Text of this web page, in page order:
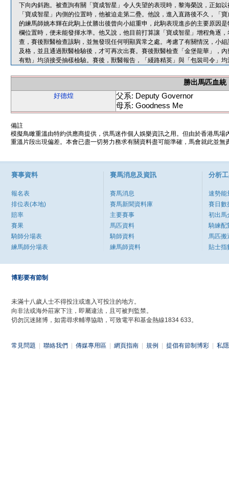
下向內斜跑。被查詢有關「寶成智星」令人失望的表現時，黎海榮說，正如
「寶成智星」內側的位置時，他被迫走第二疊。他說，進入直路後不久，「
的練馬師姚本輝在此駒上仗勝出後曾向小組重申，此駒表現進步的主要原因
欄位置時，便未能發揮水準。他又說，他目前打算讓「寶成智星」增程角逐
查，賽後獸醫檢查該駒，並無發現任何明顯異常之處。考慮了有關情況，小
及格，並且通過獸醫檢驗後，才可再次出賽。賽後獸醫檢查「金堡龍華」，
有勁」均須接受抽樣檢驗。賽後，獸醫報告，「綫路精英」與「包裝司令」均
勝出馬匹血統
好德煌
父系: Deputy Governor
母系: Goodness Me
備註
模擬鳥瞰重溫由特約供應商提供，供馬迷作個人娛樂資訊之用。但由於香港馬
重溫片段出現偏差。本會已盡一切努力務求有關資料盡可能準確，馬會就此並
賽事資料
報名表
排位表(本地)
賠率
賽果
騎師分場表
練馬師分場表
賽馬消息及資訊
賽馬消息
賽馬新聞資料庫
主要賽事
馬匹資料
騎師資料
練馬師資料
分析
速勢能
賽日數
初出馬
騎練配
馬匹搬
貼士指
博彩要有節制
未滿十八歲人士不得投注或進入可投注的地方。
向非法或海外莊家下注，即屬違法，且可被判監禁。
切勿沉迷賭博，如需尋求輔導協助，可致電平和基金熱線1834 633。
常見問題 聯絡我們 傳媒專用區 網頁指南 規例 提倡有節制博彩 私